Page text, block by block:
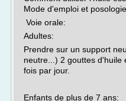
Mode d'emploi et posologie
Voie orale:
Adultes:
Prendre sur un support
neutre...) 2 gouttes d'huile
fois par jour.
Enfants de plus de 7 ans: